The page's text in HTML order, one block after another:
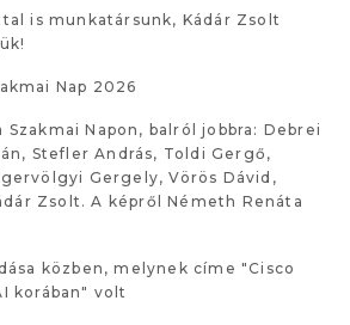
is munkatársunk, Kádár Zsolt
Nap 2026
Szakmai Napon, balról jobbra: Debrei
Stefler András, Toldi Gergő,
Gergely, Vörös Dávid,
Zsolt. A képről Németh Renáta
közben, melynek címe "Cisco
korában" volt